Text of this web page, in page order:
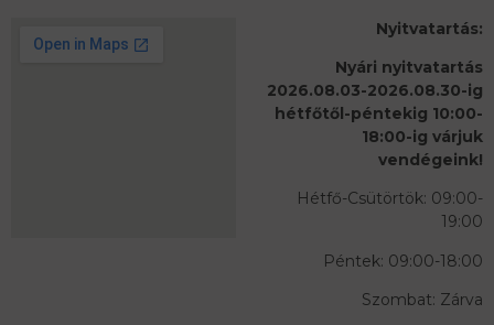
Nyitvatartás:
Nyári nyitvatartás
2026.08.03-2026.08.30-ig
hétfőtől-péntekig 10:00-
18:00-ig várjuk
vendégeink!
Hétfő-Csütörtök: 09:00-
19:00
Péntek: 09:00-18:00
Szombat: Zárva